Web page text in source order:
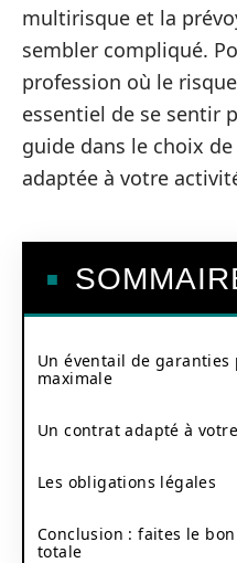
multirisque et la
sembler compliqué.
profession où le
essentiel de se sentir
guide dans le choix de
adaptée à votre
Un éventail de
maximale
Un contrat adapté à
Les obligations légales
Conclusion : faites le
totale